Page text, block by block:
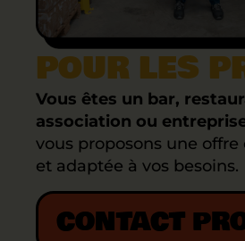
POUR LES
Vous êtes un bar,
association ou
vous proposons une offre
et adaptée à vos besoins.
CONTACT